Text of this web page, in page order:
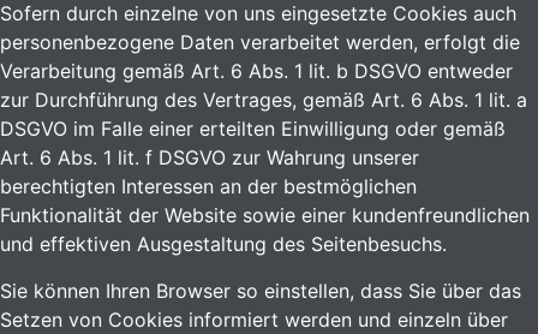
Sofern durch einzelne von uns eingesetzte Cookies auch
personenbezogene Daten verarbeitet werden, erfolgt die
Verarbeitung gemäß Art. 6 Abs. 1 lit. b DSGVO entweder
zur Durchführung des Vertrages, gemäß Art. 6 Abs. 1 lit. a
DSGVO im Falle einer erteilten Einwilligung oder gemäß
Art. 6 Abs. 1 lit. f DSGVO zur Wahrung unserer
berechtigten Interessen an der bestmöglichen
Funktionalität der Website sowie einer kundenfreundlichen
und effektiven Ausgestaltung des Seitenbesuchs.
Sie können Ihren Browser so einstellen, dass Sie über das
Setzen von Cookies informiert werden und einzeln über